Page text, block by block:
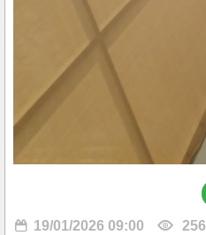
19/01/2026 09:00 256